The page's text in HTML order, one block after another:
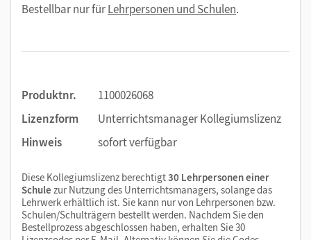
Bestellbar nur fürLehrpersonen und Schulen.
Produktnr.
1100026068
Lizenzform
Unterrichtsmanager Kollegiumslizenz
Hinweis
sofort verfügbar
Diese Kollegiumslizenz berechtigt30 Lehrpersonen einer
Schule zur Nutzung des Unterrichtsmanagers, solange das
Lehrwerk erhältlich ist. Sie kann nur von Lehrpersonen bzw.
Schulen/Schulträgern bestellt werden. Nachdem Sie den
Bestellprozess abgeschlossen haben, erhalten Sie 30